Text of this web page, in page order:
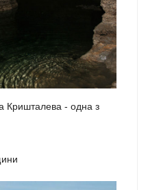
Кришталева - одна з